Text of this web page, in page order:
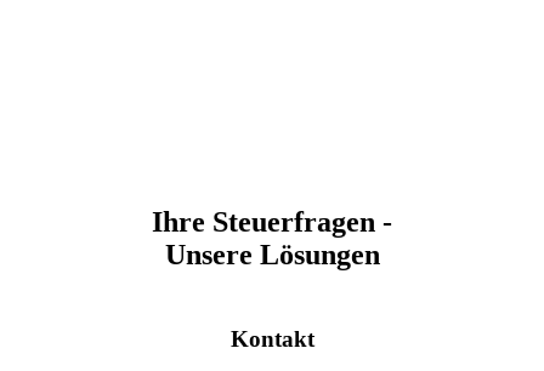
Ihre Steuerfragen -
Unsere Lösungen
Kontakt